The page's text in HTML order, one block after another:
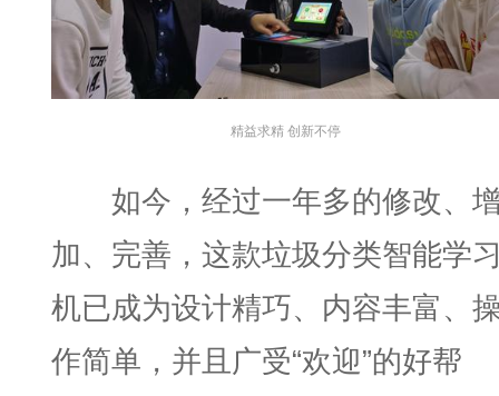
精益求精 创新不停
如今，经过一年多的修改、
加、完善，这款垃圾分类智能学
机已成为设计精巧、内容丰富、
作简单，并且广受“欢迎”的好帮